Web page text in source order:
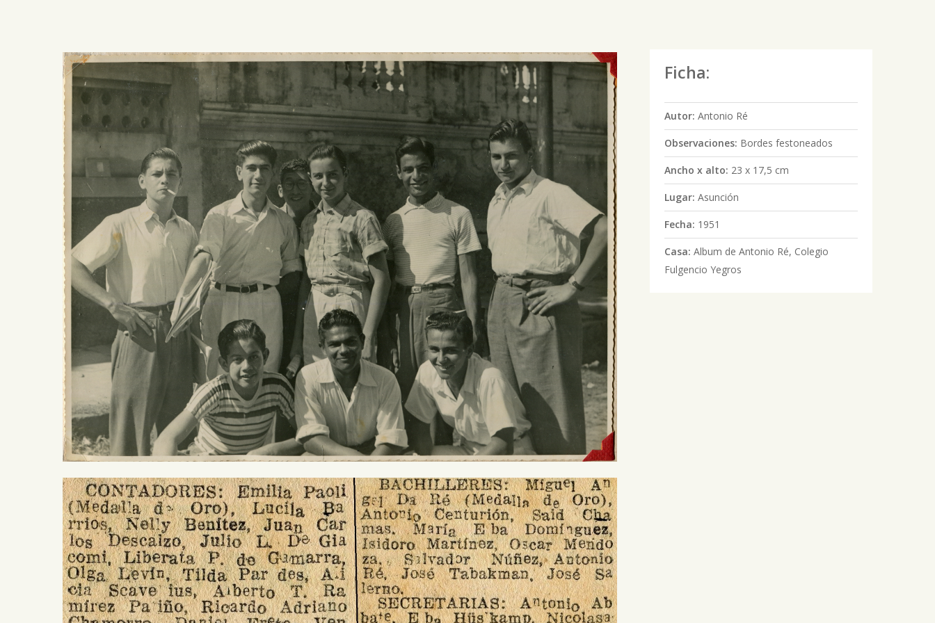
Ficha:
Autor: Antonio Ré
Observaciones: Bordes festoneados
Ancho x alto: 23 x 17,5 cm
Lugar: Asunción
Fecha: 1951
Casa: Album de Antonio Ré, Colegio
Fulgencio Yegros